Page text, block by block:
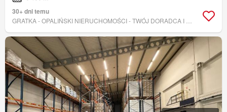
30+ dni temu